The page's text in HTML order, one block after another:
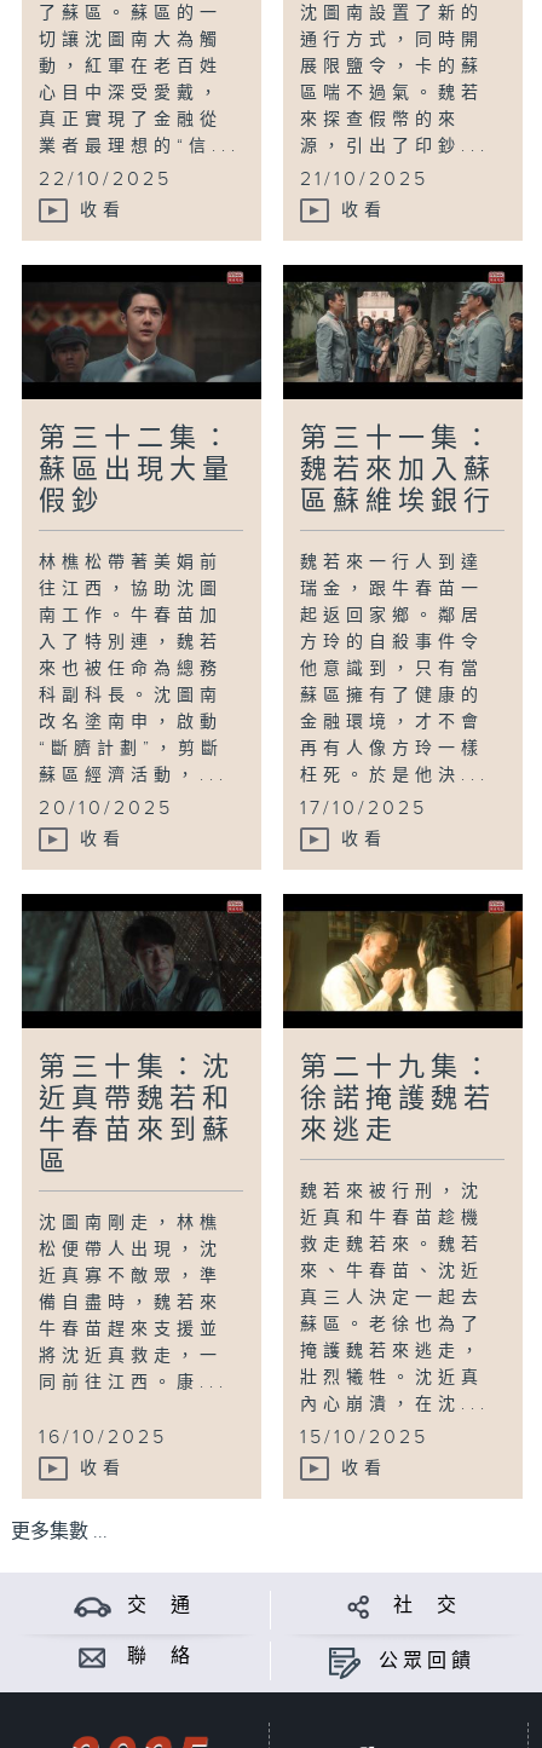
了蘇區。蘇區的一
切讓沈圖南大為觸
動，紅軍在老百姓
心目中深受愛戴，
真正實現了金融從
業者最理想的“信...
22/10/2025
收看
沈圖南設置了新的
通行方式，同時開
展限鹽令，卡的蘇
區喘不過氣。魏若
來探查假幣的來
源，引出了印鈔...
21/10/2025
收看
第三十二集：
蘇區出現大量
假鈔
林樵松帶著美娟前
往江西，協助沈圖
南工作。牛春苗加
入了特別連，魏若
來也被任命為總務
科副科長。沈圖南
改名塗南申，啟動
“斷臍計劃”，剪斷
蘇區經濟活動，...
20/10/2025
收看
第三十一集：
魏若來加入蘇
區蘇維埃銀行
魏若來一行人到達
瑞金，跟牛春苗一
起返回家鄉。鄰居
方玲的自殺事件令
他意識到，只有當
蘇區擁有了健康的
金融環境，才不會
再有人像方玲一樣
枉死。於是他決...
17/10/2025
收看
第三十集：沈
近真帶魏若和
牛春苗來到蘇
區
沈圖南剛走，林樵
松便帶人出現，沈
近真寡不敵眾，準
備自盡時，魏若來
牛春苗趕來支援並
將沈近真救走，一
同前往江西。康...
16/10/2025
收看
第二十九集：
徐諾掩護魏若
來逃走
魏若來被行刑，沈
近真和牛春苗趁機
救走魏若來。魏若
來、牛春苗、沈近
真三人決定一起去
蘇區。老徐也為了
掩護魏若來逃走，
壯烈犧牲。沈近真
內心崩潰，在沈...
15/10/2025
收看
更多集數 ...
交 通 社 交
聯 絡 公眾回饋